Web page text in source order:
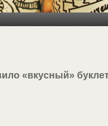
«вкусный»